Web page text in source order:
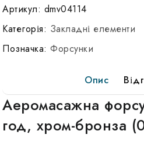
аэромассажная
7,5
м3/
бронза,
04114
Артикул: dmv04114
Категорія: Закладні елементи
Позначка: Форсунки
Опис
Аеромасажна
год, хром-бронза